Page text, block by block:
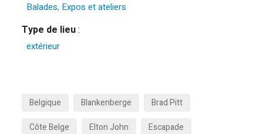
Balades, Expos et ateliers
Type de lieu:
extérieur
Belgique Blankenberge
Brad Pitt
Côte Belge
Elton John
Escapade